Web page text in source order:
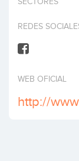
REDES
WEB OFICIAL
http://